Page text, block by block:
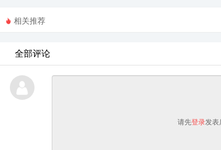
相关推荐
全部评论
请先登录发表